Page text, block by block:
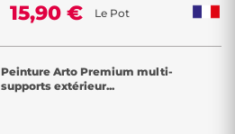
15,90 € Le Pot
Peinture Arto Premium multi-
supports extérieur...